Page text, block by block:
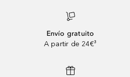
Envío gratuito
A partir de 24€³